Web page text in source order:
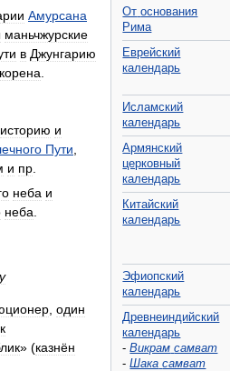
От основания
Рима
Еврейский
календарь
Исламский
календарь
Армянский
церковный
календарь
Китайский
календарь
Эфиопский
календарь
Древнеиндийский
календарь
-Викрам самват
-Шака самват
Амурсана
маньчжурские
в Джунгарию
историю и
Пути
и пр
неба и
неба
один
» (казнён